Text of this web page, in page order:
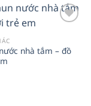
nhà tắm – đồ